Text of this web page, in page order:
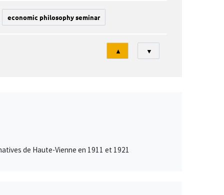
economic philosophy seminar
Tri
▲ ▼
de Haute-Vienne en 1911 et 1921